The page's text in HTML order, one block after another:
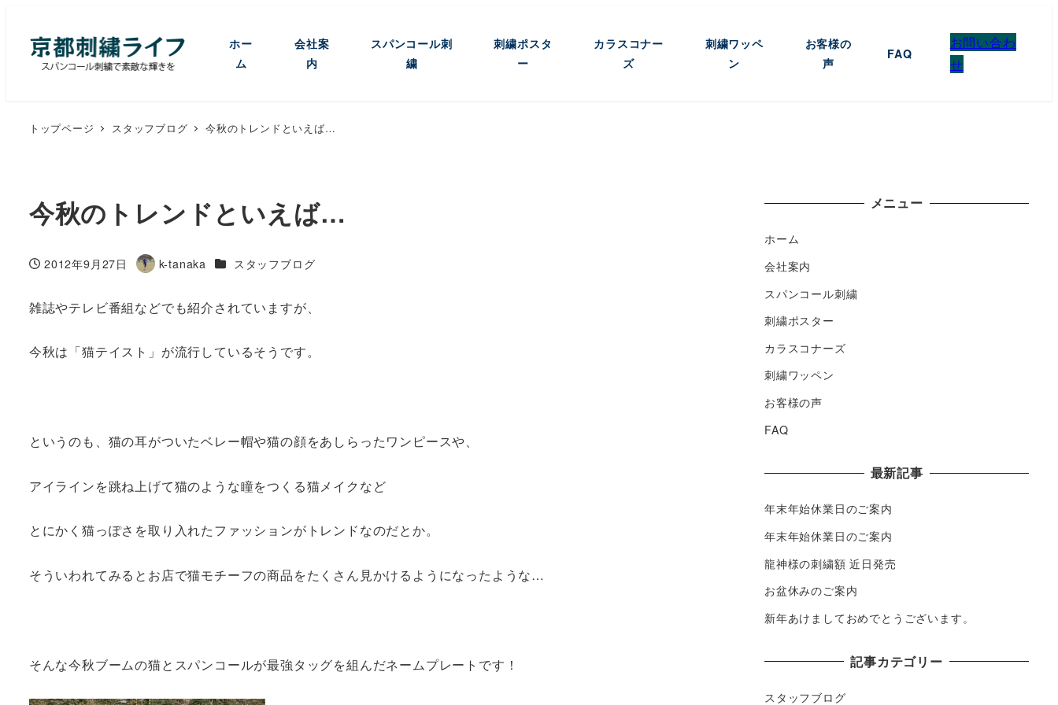
ホー
ム
会社案
内
スパンコール刺
繍
刺繍ポスタ
ー
カラスコナー
ズ
刺繍ワッペ
ン
お客様の
声
FAQ
お問い合わ
せ
トップページ スタッフブログ 今秋のトレンドといえば…
今秋のトレンドといえば…
投稿日
2012年9月27日
著
k-tanaka カテゴリー
スタッフブログ
雑誌やテレビ番組などでも紹介されていますが、
今秋は「猫テイスト」が流行しているそうです。
というのも、猫の耳がついたベレー帽や猫の顔をあしらったワンピースや、
アイラインを跳ね上げて猫のような瞳をつくる猫メイクなど
とにかく猫っぽさを取り入れたファッションがトレンドなのだとか。
そういわれてみるとお店で猫モチーフの商品をたくさん見かけるようになったような…
そんな今秋ブームの猫とスパンコールが最強タッグを組んだネームプレートです！
メニュー
ホーム
会社案内
スパンコール刺繍
刺繍ポスター
カラスコナーズ
刺繍ワッペン
お客様の声
FAQ
最新記事
年末年始休業日のご案内
年末年始休業日のご案内
龍神様の刺繍額 近日発売
お盆休みのご案内
新年あけましておめでとうございます。
記事カテゴリー
スタッフブログ